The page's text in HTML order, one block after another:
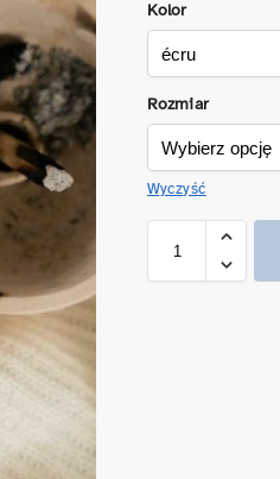
Kolor
Rozmiar
Wyczyść